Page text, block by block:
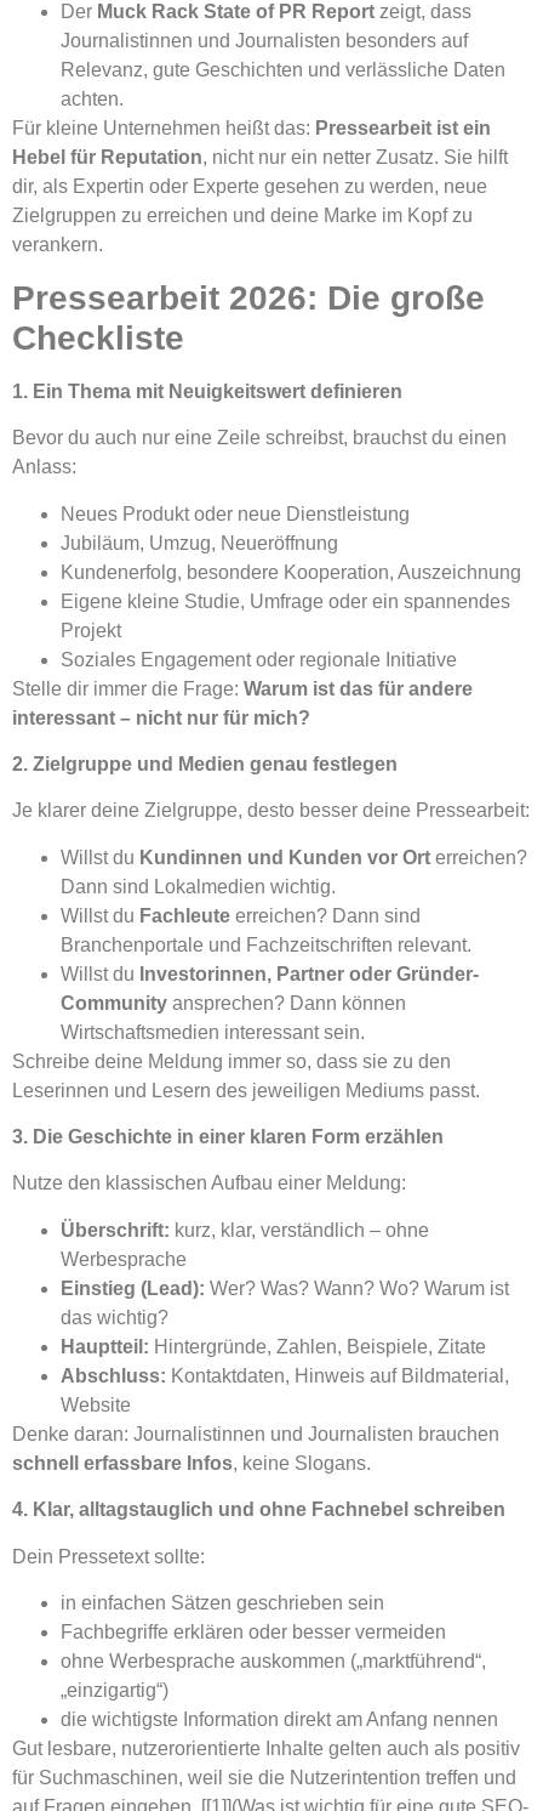
Der Muck Rack State of PR Report zeigt, dass
Journalistinnen und Journalisten besonders auf
Relevanz, gute Geschichten und verlässliche Daten
achten.
Für kleine Unternehmen heißt das: Pressearbeit ist ein
Hebel für Reputation, nicht nur ein netter Zusatz. Sie hilft
dir, als Expertin oder Experte gesehen zu werden, neue
Zielgruppen zu erreichen und deine Marke im Kopf zu
verankern.
Pressearbeit 2026: Die große
Checkliste
1. Ein Thema mit Neuigkeitswert definieren
Bevor du auch nur eine Zeile schreibst, brauchst du einen
Anlass:
Neues Produkt oder neue Dienstleistung
Jubiläum, Umzug, Neueröffnung
Kundenerfolg, besondere Kooperation, Auszeichnung
Eigene kleine Studie, Umfrage oder ein spannendes
Projekt
Soziales Engagement oder regionale Initiative
Stelle dir immer die Frage: Warum ist das für andere
interessant – nicht nur für mich?
2. Zielgruppe und Medien genau festlegen
Je klarer deine Zielgruppe, desto besser deine Pressearbeit:
Willst du Kundinnen und Kunden vor Ort erreichen?
Dann sind Lokalmedien wichtig.
Willst du Fachleute erreichen? Dann sind
Branchenportale und Fachzeitschriften relevant.
Willst du Investorinnen, Partner oder Gründer-
Community ansprechen? Dann können
Wirtschaftsmedien interessant sein.
Schreibe deine Meldung immer so, dass sie zu den
Leserinnen und Lesern des jeweiligen Mediums passt.
3. Die Geschichte in einer klaren Form erzählen
Nutze den klassischen Aufbau einer Meldung:
Überschrift: kurz, klar, verständlich – ohne
Werbesprache
Einstieg (Lead): Wer? Was? Wann? Wo? Warum ist
das wichtig?
Hauptteil: Hintergründe, Zahlen, Beispiele, Zitate
Abschluss: Kontaktdaten, Hinweis auf Bildmaterial,
Website
Denke daran: Journalistinnen und Journalisten brauchen
schnell erfassbare Infos, keine Slogans.
4. Klar, alltagstauglich und ohne Fachnebel schreiben
Dein Pressetext sollte:
in einfachen Sätzen geschrieben sein
Fachbegriffe erklären oder besser vermeiden
ohne Werbesprache auskommen („marktführend“,
„einzigartig“)
die wichtigste Information direkt am Anfang nennen
Gut lesbare, nutzerorientierte Inhalte gelten auch als positiv
für Suchmaschinen, weil sie die Nutzerintention treffen und
auf Fragen eingehen. [[1]](Was ist wichtig für eine gute SEO-